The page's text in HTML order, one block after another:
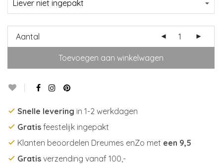
Aantal
Toevoegen aan winkelwagen
Snelle levering in 1-2 werkdagen
Gratis feestelijk ingepakt
Klanten beoordelen Dreumes enZo met een 9,5
Gratis verzending vanaf 100,-